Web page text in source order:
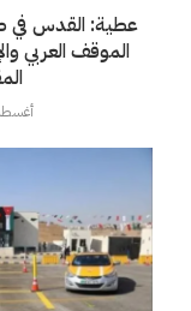
عطية: القدس في
الموقف العربي
أغسطس 6,